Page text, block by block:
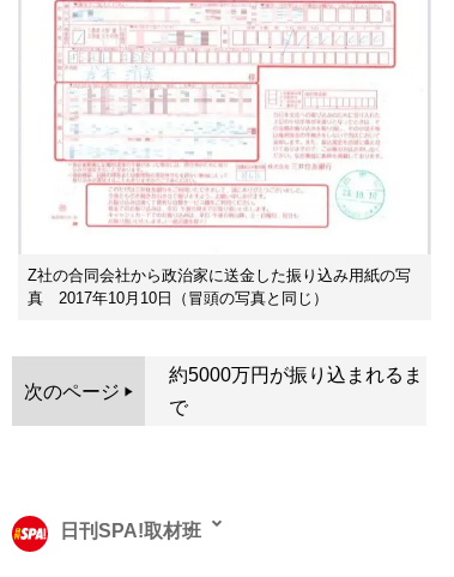
Z社の合同会社から政治家に送金した振り込み用紙の写
真 2017年10月10日（冒頭の写真と同じ）
次のページ
約5000万円が振り込まれるま
で
日刊SPA!取材班